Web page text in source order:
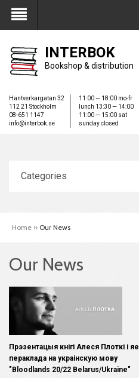
My Account
INTERBOK
Bookshop & distribution
Hantverkargatan 32
112 21 Stockholm
08-651 1147
info@interbok.se
11:00 — 18:00 mo-fr
lunch 13:30 — 14:00
11:00 — 15:00 sat
sunday closed
Categories
Home » Our News
Our News
Прэзентацыя кнігі Алеся Плоткі і яе
пераклада на украінскую мову
"Bloodlands 20/22 Belarus/Ukraine"